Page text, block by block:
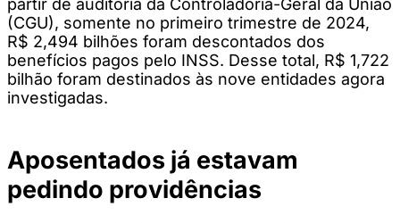
(CGU), somente no primeiro trimestre de 2024,
R$ 2,494 bilhões foram descontados dos
benefícios pagos pelo INSS. Desse total, R$ 1,722
bilhão foram destinados às nove entidades agora
investigadas.
Aposentados já estavam
pedindo providências